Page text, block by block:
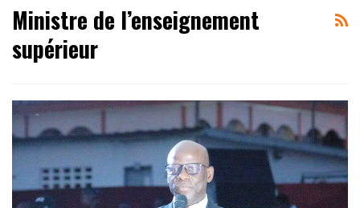
Ministre de l’enseignement
supérieur